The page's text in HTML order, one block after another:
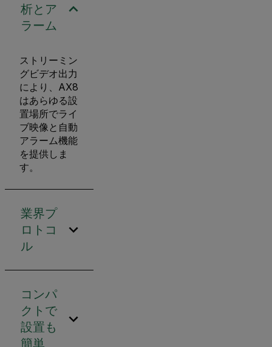
析とア
ラーム
ストリーミン
グビデオ出力
により、AX8
はあらゆる設
置場所でライ
ブ映像と自動
アラーム機能
を提供しま
す。
業界プ
ロトコ
ル
コンパ
クトで
設置も
簡単